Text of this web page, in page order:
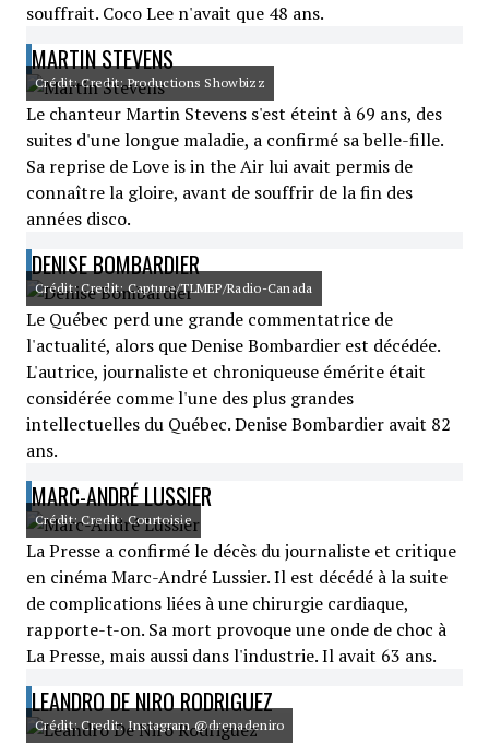
souffrait. Coco Lee n'avait que 48 ans.
MARTIN STEVENS
Crédit: Credit: Productions Showbizz
Le chanteur Martin Stevens s'est éteint à 69 ans, des
suites d'une longue maladie, a confirmé sa belle-fille.
Sa reprise de Love is in the Air lui avait permis de
connaître la gloire, avant de souffrir de la fin des
années disco.
DENISE BOMBARDIER
Crédit: Credit: Capture/TLMEP/Radio-Canada
Le Québec perd une grande commentatrice de
l'actualité, alors que Denise Bombardier est décédée.
L'autrice, journaliste et chroniqueuse émérite était
considérée comme l'une des plus grandes
intellectuelles du Québec. Denise Bombardier avait 82
ans.
MARC-ANDRÉ LUSSIER
Crédit: Credit: Courtoisie
La Presse a confirmé le décès du journaliste et critique
en cinéma Marc-André Lussier. Il est décédé à la suite
de complications liées à une chirurgie cardiaque,
rapporte-t-on. Sa mort provoque une onde de choc à
La Presse, mais aussi dans l'industrie. Il avait 63 ans.
LEANDRO DE NIRO RODRIGUEZ
Crédit: Credit: Instagram @drenadeniro